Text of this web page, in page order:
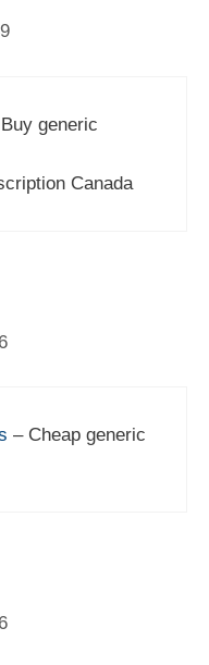
generic
Canada
– Cheap generic